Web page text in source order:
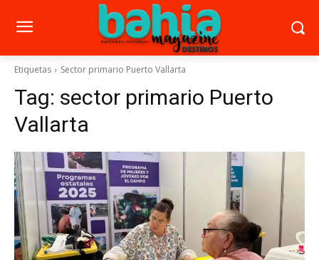
Etiquetas Sector primario Puerto Vallarta
Tag: sector primario Puerto
Vallarta